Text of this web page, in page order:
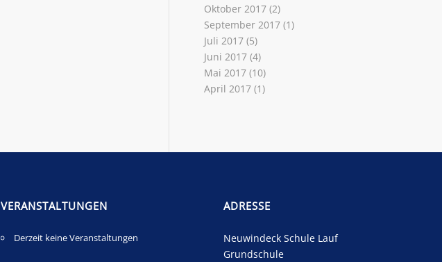
Oktober 2017 (2)
September 2017 (1)
Juli 2017 (5)
Juni 2017 (4)
Mai 2017 (10)
April 2017 (1)
VERANSTALTUNGEN
Derzeit keine Veranstaltungen
ADRESSE
Neuwindeck Schule Lauf
Grundschule